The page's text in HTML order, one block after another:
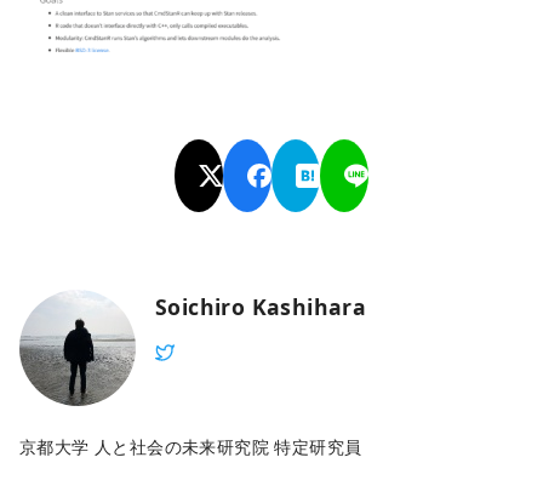
Soichiro Kashihara
京都大学 人と社会の未来研究院 特定研究員